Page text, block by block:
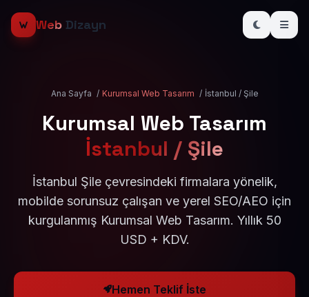
Web Dizayn
Ana Sayfa / Kurumsal Web Tasarım / İstanbul / Şile
Kurumsal Web Tasarım
İstanbul / Şile
İstanbul Şile çevresindeki firmalara yönelik,
mobilde sorunsuz çalışan ve yerel SEO/AEO için
kurgulanmış Kurumsal Web Tasarım. Yıllık 50
USD + KDV.
Hemen Teklif İste